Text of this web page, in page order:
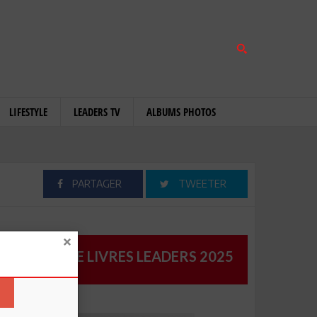
LIFESTYLE LEADERS TV ALBUMS PHOTOS
PARTAGER TWEETER
CATALOGUE LIVRES LEADERS 2025